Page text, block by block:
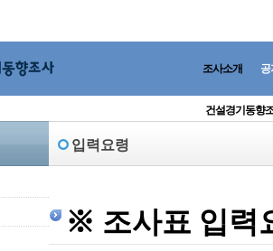
조사소개 공
건설경기동향
입력요령
※ 조사표 입력